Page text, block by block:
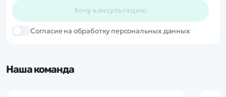
Хочу консультацию
Cогласие на обработку персональных данных
Наша команда